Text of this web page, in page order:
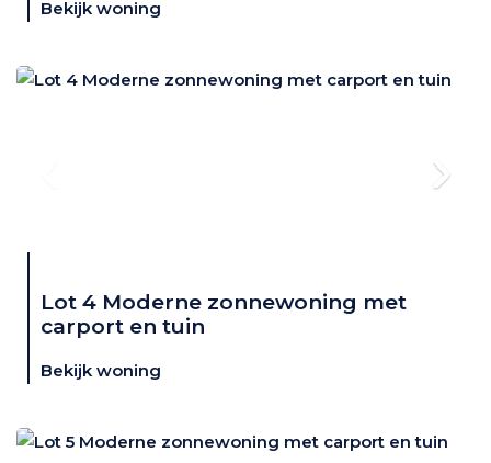
Bekijk woning
Lot 4 Moderne zonnewoning met
carport en tuin
Bekijk woning